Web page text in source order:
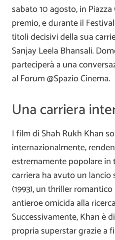
sabato 10 agosto, in
premio, e durante il
titoli decisivi della sua
Sanjay Leela Bhansali.
parteciperà a una
al Forum @Spazio Cinema.
Una carriera
I film di Shah Rukh Khan
internazionalmente,
estremamente popolare
carriera ha avuto un
(1993), un thriller
antieroe omicida alla
Successivamente, Khan è
propria superstar grazie a